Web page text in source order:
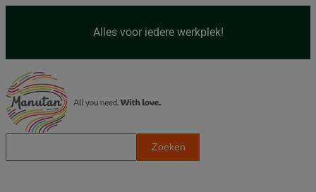
inhoud
Alles voor iedere werkplek!
o
Zoeken